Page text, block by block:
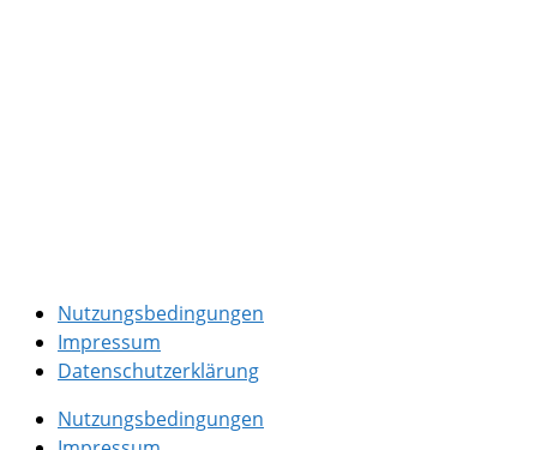
Nutzungsbedingungen
Impressum
Datenschutzerklärung
Nutzungsbedingungen